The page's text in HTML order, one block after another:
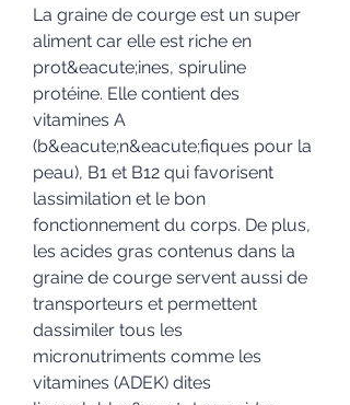
La graine de courge est un super
aliment car elle est riche en
prot&eacute;ines, spiruline
protéine. Elle contient des
vitamines A
(b&eacute;n&eacute;fiques pour la
peau), B1 et B12 qui favorisent
lassimilation et le bon
fonctionnement du corps. De plus,
les acides gras contenus dans la
graine de courge servent aussi de
transporteurs et permettent
dassimiler tous les
micronutriments comme les
vitamines (ADEK) dites